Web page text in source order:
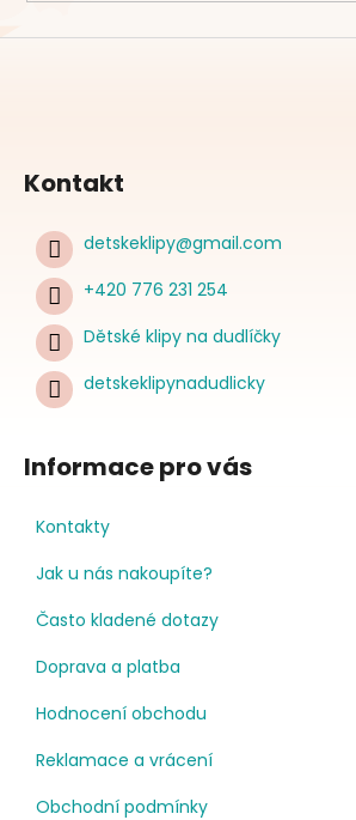
Kontakt
detskeklipy@gmail.com
+420 776 231 254
Dětské klipy na dudlíčky
detskeklipynadudlicky
Informace pro vás
Kontakty
Jak u nás nakoupíte?
Často kladené dotazy
Doprava a platba
Hodnocení obchodu
Reklamace a vrácení
Obchodní podmínky